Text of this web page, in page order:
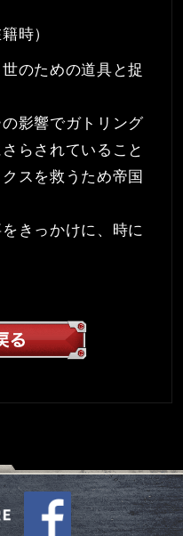
時）
のための道具と捉
影響でガトリング
らされていること
スを救うため帝国
きっかけに、時に